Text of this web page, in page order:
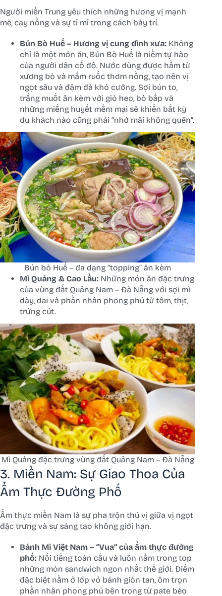
Người miền Trung yêu thích những hương vị mạnh
mẽ, cay nồng và sự tỉ mỉ trong cách bày trí.
Bún Bò Huế – Hương vị cung đình xưa: Không
chỉ là một món ăn, Bún Bò Huế là niềm tự hào
của người dân cố đô. Nước dùng được hầm từ
xương bò và mắm ruốc thơm nồng, tạo nên vị
ngọt sâu và đậm đà khó cưỡng. Sợi bún to,
trắng muốt ăn kèm với giò heo, bò bắp và
những miếng huyết mềm mại sẽ khiến bất kỳ
du khách nào cũng phải “nhớ mãi không quên”.
Bún bò Huế – đa dạng “topping” ăn kèm
Mì Quảng & Cao Lầu: Những món ăn đặc trưng
của vùng đất Quảng Nam – Đà Nẵng với sợi mì
dày, dai và phần nhân phong phú từ tôm, thịt,
trứng cút.
Mì Quảng đặc trưng vùng đất Quảng Nam – Đà Nẵng
3. Miền Nam: Sự Giao Thoa Của
Ẩm Thực Đường Phố
Ẩm thực miền Nam là sự pha trộn thú vị giữa vị ngọt
đặc trưng và sự sáng tạo không giới hạn.
Bánh Mì Việt Nam – “Vua” của ẩm thực đường
phố: Nổi tiếng toàn cầu và luôn nằm trong top
những món sandwich ngon nhất thế giới. Điểm
đặc biệt nằm ở lớp vỏ bánh giòn tan, ôm trọn
phần nhân phong phú bên trong từ pate béo